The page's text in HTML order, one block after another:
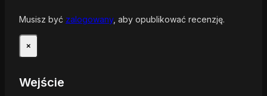
Musisz być zalogowany, aby opublikować recenzję.
×
Wejście